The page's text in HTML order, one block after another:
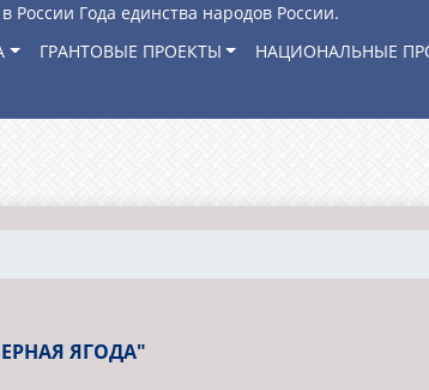
России Года единства народов России.
ГРАНТОВЫЕ ПРОЕКТЫ НАЦИОНАЛЬНЫЕ
ЯГОДА"